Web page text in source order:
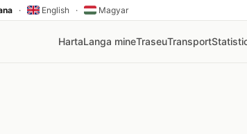
· English · Magyar
HartaLanga mineTraseuTransport